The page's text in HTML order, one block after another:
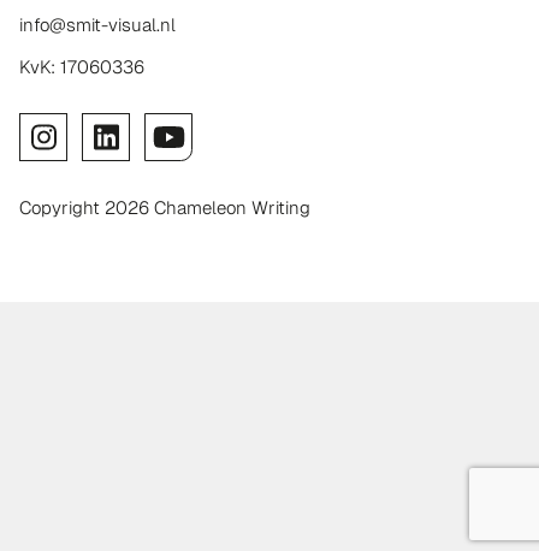
info@smit-visual.nl
KvK: 17060336
Copyright 2026 Chameleon Writing